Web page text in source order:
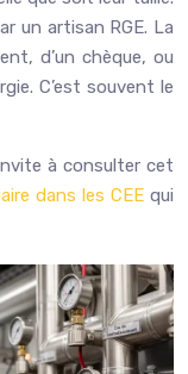
un artisan RGE. La
d’un chèque, ou
C’est souvent le
à consulter cet
dans les CEE qui